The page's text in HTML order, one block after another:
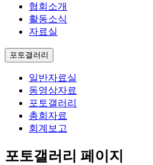
협회소개
활동소식
자료실
포토갤러리
일반자료실
동영상자료
포토갤러리
총회자료
회계보고
포토갤러리 페이지